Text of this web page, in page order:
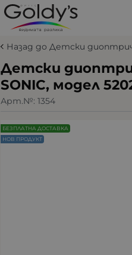
Назад до Детски
Детски
SONIC, модел
Арт.№: 1354
БЕЗПЛАТНА ДОСТАВКА
НОВ ПРОДУКТ